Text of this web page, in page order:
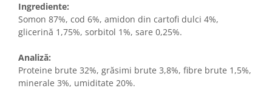
Ingrediente:
Somon 87%, cod 6%, amidon din cartofi dulci 4%,
glicerină 1,75%, sorbitol 1%, sare 0,25%.
Analiză:
Proteine brute 32%, grăsimi brute 3,8%, fibre brute 1,5%,
minerale 3%, umiditate 20%.